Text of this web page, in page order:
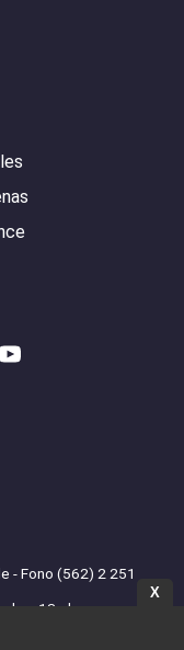
- Fono (562) 2 251
13.cl
X